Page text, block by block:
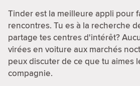
Tinder est la meilleure appli pour
rencontres. Tu es à la recherche
partage tes centres d'intérêt?
virées en voiture aux marchés
peux discuter de ce que tu aimes
compagnie.